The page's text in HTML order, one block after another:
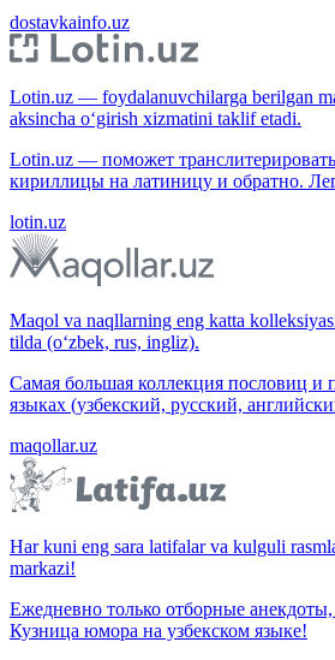
dostavkainfo.uz
Lotin.uz — foydalanuvchilarga berilgan
aksincha o‘girish xizmatini taklif etadi.
Lotin.uz — поможет транслитерировать
кириллицы на латиницу и обратно.
lotin.uz
Maqol va naqllarning eng katta
tilda (o‘zbek, rus, ingliz).
Самая большая коллекция пословиц и
языках (узбекский, русский,
maqollar.uz
Har kuni eng sara latifalar va kulguli
markazi!
Ежедневно только отборные
Кузница юмора на узбекском языке!